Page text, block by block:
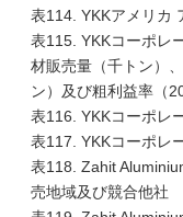
表114. YKKアメリカ
表115. YKKコーポレ
材販売量（千トン）
ン）及び粗利益率（
表116. YKKコーポレ
表117. YKKコーポレ
表118. Zahit
売地域及び競合他社